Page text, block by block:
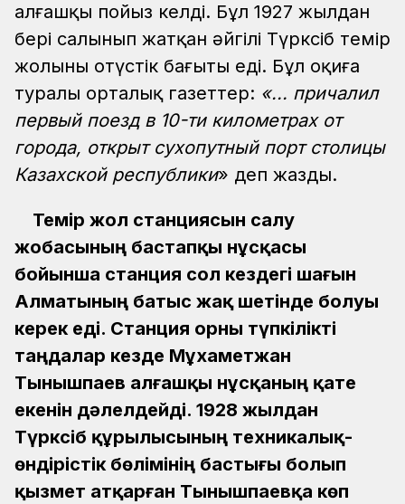
алғашқы пойыз келді. Бұл 1927 жылдан
бері салынып жатқан әйгілі Түрксіб темір
жолының оңтүстік бағыты еді. Бұл оқиға
туралы орталық газеттер: «... причалил
первый поезд в 10-ти километрах от
города, открыт сухопутный порт столицы
Казахской республики» деп жазды.
Темір жол станциясын салу
жобасының бастапқы нұсқасы
бойынша станция сол кездегі шағын
Алматының батыс жақ шетінде болуы
керек еді. Станция орны түпкілікті
таңдалар кезде Мұхаметжан
Тынышпаев алғашқы нұсқаның қате
екенін дәлелдейді. 1928 жылдан
Түрксіб құрылысының техникалық-
өндірістік бөлімінің бастығы болып
қызмет атқарған Тынышпаевқа көп